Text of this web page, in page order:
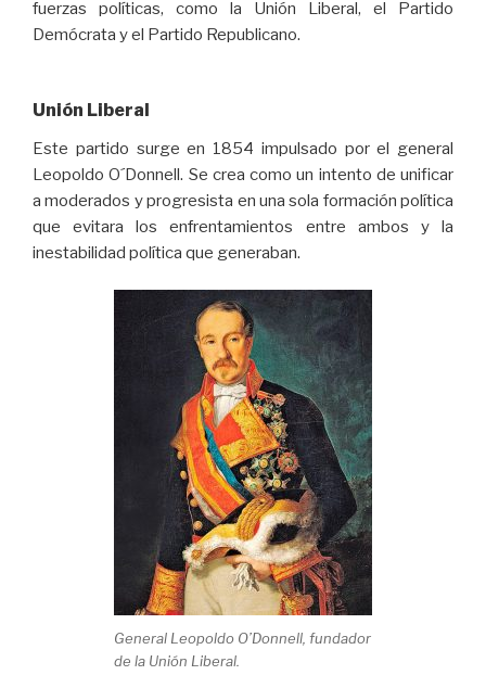
fuerzas políticas, como la Unión Liberal, el Partido
Demócrata y el Partido Republicano.
Unión Liberal
Este partido surge en 1854 impulsado por el general
Leopoldo O´Donnell. Se crea como un intento de unificar
a moderados y progresista en una sola formación política
que evitara los enfrentamientos entre ambos y la
inestabilidad política que generaban.
General Leopoldo O’Donnell, fundador
de la Unión Liberal.